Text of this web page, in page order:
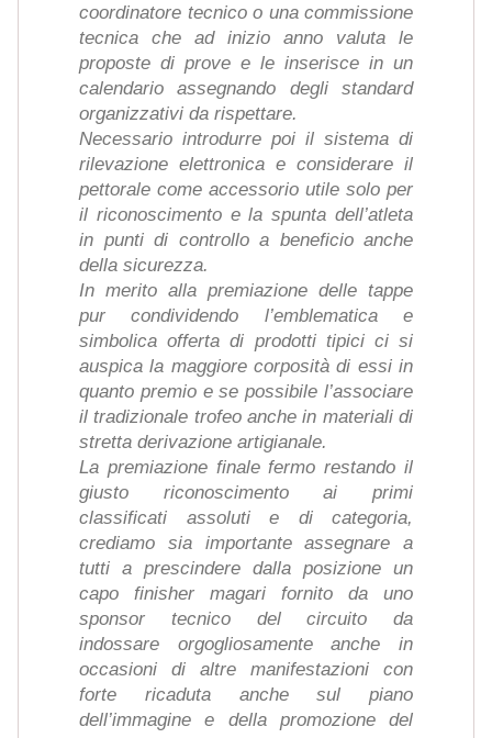
coordinatore tecnico o una commissione
tecnica che ad inizio anno valuta le
proposte di prove e le inserisce in un
calendario assegnando degli standard
organizzativi da rispettare.
Necessario introdurre poi il sistema di
rilevazione elettronica e considerare il
pettorale come accessorio utile solo per
il riconoscimento e la spunta dell’atleta
in punti di controllo a beneficio anche
della sicurezza.
In merito alla premiazione delle tappe
pur condividendo l’emblematica e
simbolica offerta di prodotti tipici ci si
auspica la maggiore corposità di essi in
quanto premio e se possibile l’associare
il tradizionale trofeo anche in materiali di
stretta derivazione artigianale.
La premiazione finale fermo restando il
giusto riconoscimento ai primi
classificati assoluti e di categoria,
crediamo sia importante assegnare a
tutti a prescindere dalla posizione un
capo finisher magari fornito da uno
sponsor tecnico del circuito da
indossare orgogliosamente anche in
occasioni di altre manifestazioni con
forte ricaduta anche sul piano
dell’immagine e della promozione del